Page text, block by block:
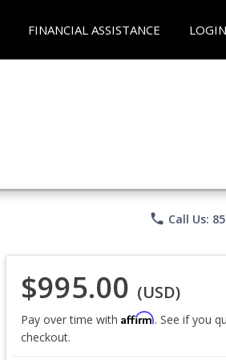
FINANCIAL ASSISTANCE LOGIN
phone Call Us:
$995.00 (USD)
Pay over time with Affirm. See if you
checkout.